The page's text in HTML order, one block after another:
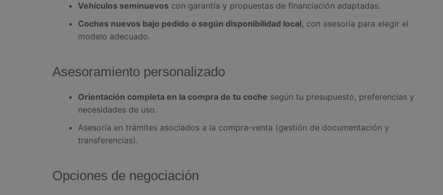
Vehículos seminuevos con garantía y propuestas de financiación adaptadas.
Coches nuevos bajo pedido o según disponibilidad local, con asesoría para elegir el
modelo adecuado.
Asesoramiento personalizado
Orientación completa en la compra de tu coche según tu presupuesto, preferencias y
necesidades de uso.
Asesoría en trámites asociados a la compra‑venta (gestión de documentación y
transferencias).
Opciones de negociación